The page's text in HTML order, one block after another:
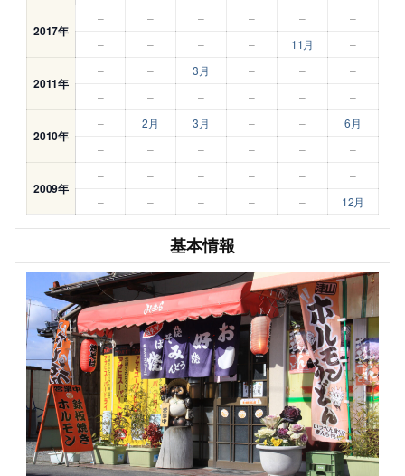
2017年
– – – – –
–
–
– – – 11月 –
2011年
– – 3月 – –
–
–
– – – – –
2010年
– 2月 3月 – –
6月
–
– – – – –
2009年
– – – – –
–
–
– – – – 12月
基本情報